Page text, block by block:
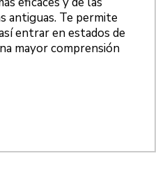
antiguas. Te permite
entrar en estados de
mayor comprensión